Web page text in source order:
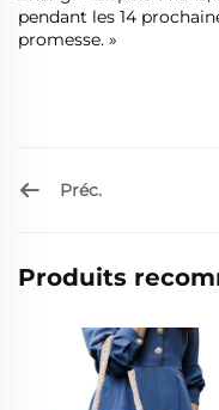
pendant les 14
promesse. »
Préc.
Produits